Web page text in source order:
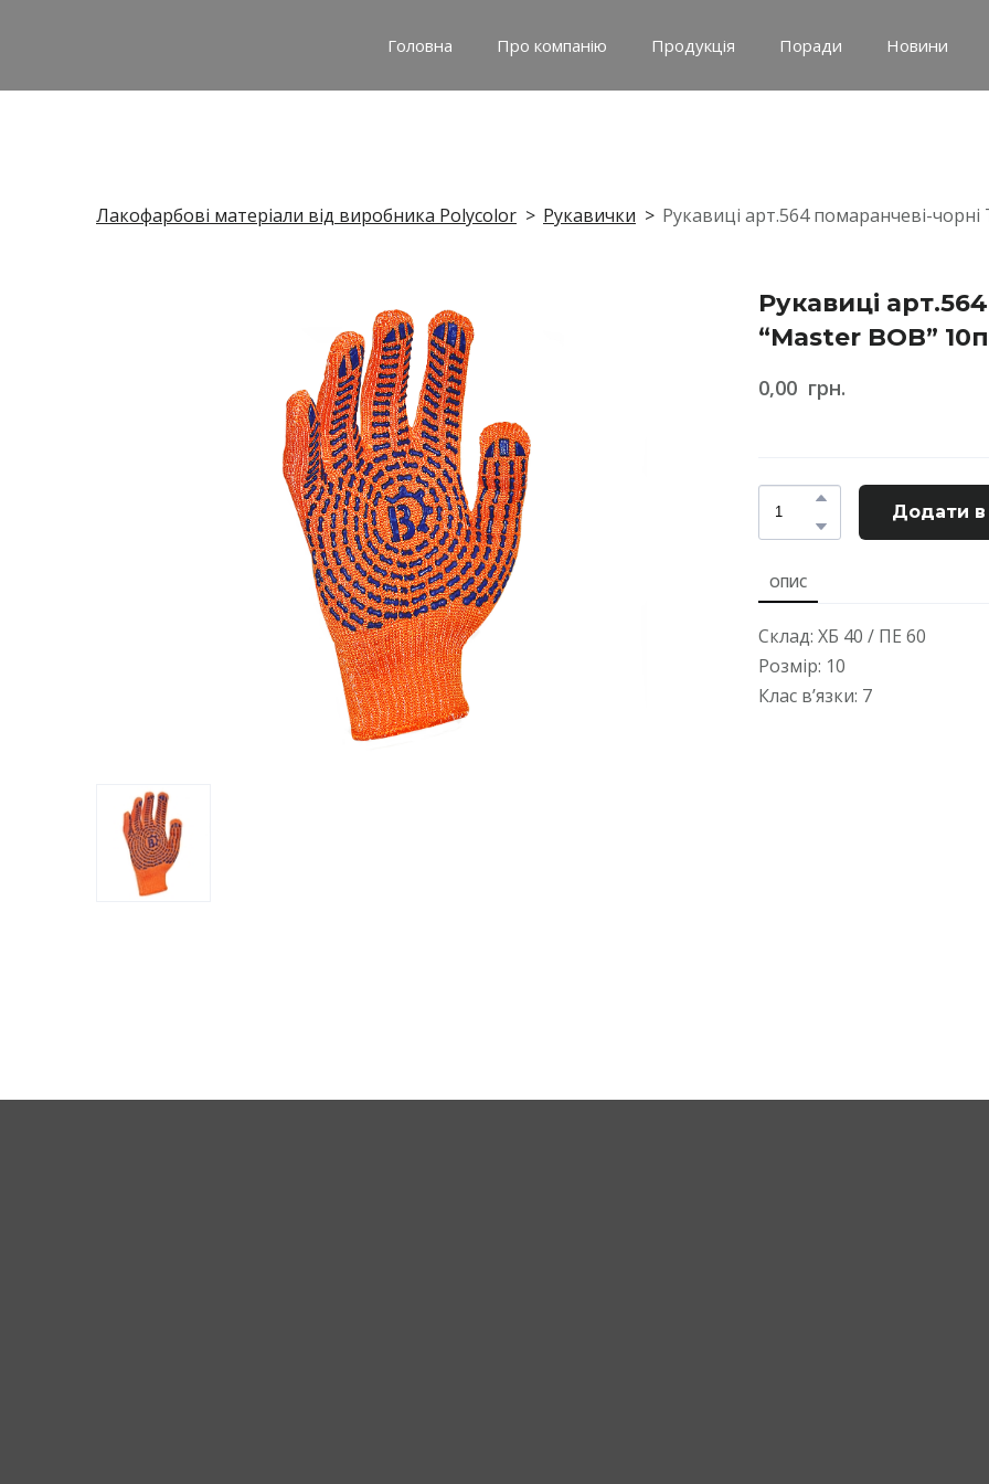
Головна Про компанію Продукція Поради Новини
Лакофарбові матеріали від виробника Polycolor Рукавички Рукавиці арт.564 помаранчеві-
Рукавиці
“Master BOB”
0,00  грн.
Додати
ОПИС
Склад: ХБ 40 / ПЕ 60
Розмір: 10
Клас в’язки: 7